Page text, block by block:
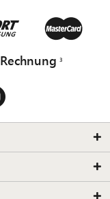
Rechnung